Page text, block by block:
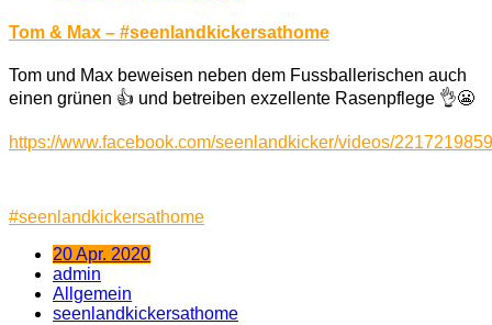
Tom & Max – #seenlandkickersathome
Tom und Max beweisen neben dem Fussballerischen auch
einen grünen 👍 und betreiben exzellente Rasenpflege 👌😬
https://www.facebook.com/seenlandkicker/videos/
#seenlandkickersathome
20 Apr. 2020
admin
Allgemein
seenlandkickersathome